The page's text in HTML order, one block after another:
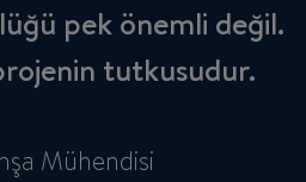
pek önemli değil.
tutkusudur.
Mühendisi